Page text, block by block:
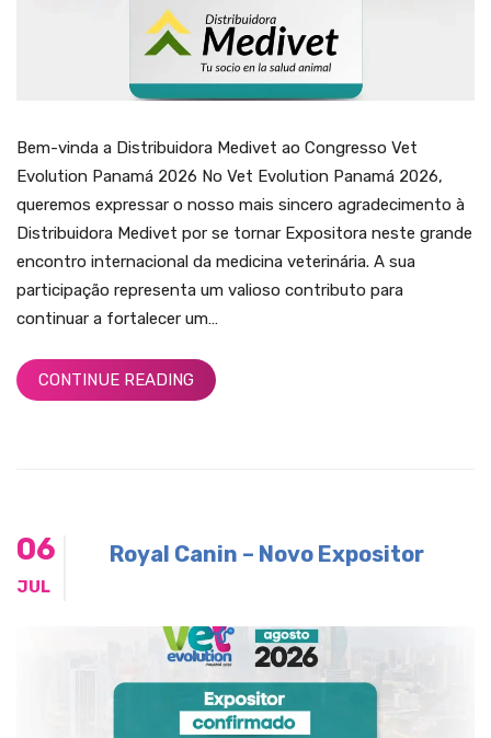
Bem-vinda a Distribuidora Medivet ao Congresso Vet
Evolution Panamá 2026 No Vet Evolution Panamá 2026,
queremos expressar o nosso mais sincero agradecimento à
Distribuidora Medivet por se tornar Expositora neste grande
encontro internacional da medicina veterinária. A sua
participação representa um valioso contributo para
continuar a fortalecer um…
CONTINUE READING
06
JUL
Royal Canin – Novo Expositor